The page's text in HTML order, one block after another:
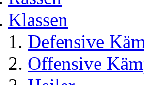
Klassen
Defensive
Offensive